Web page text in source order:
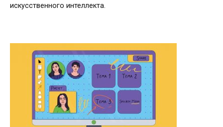
искусственного интеллекта.